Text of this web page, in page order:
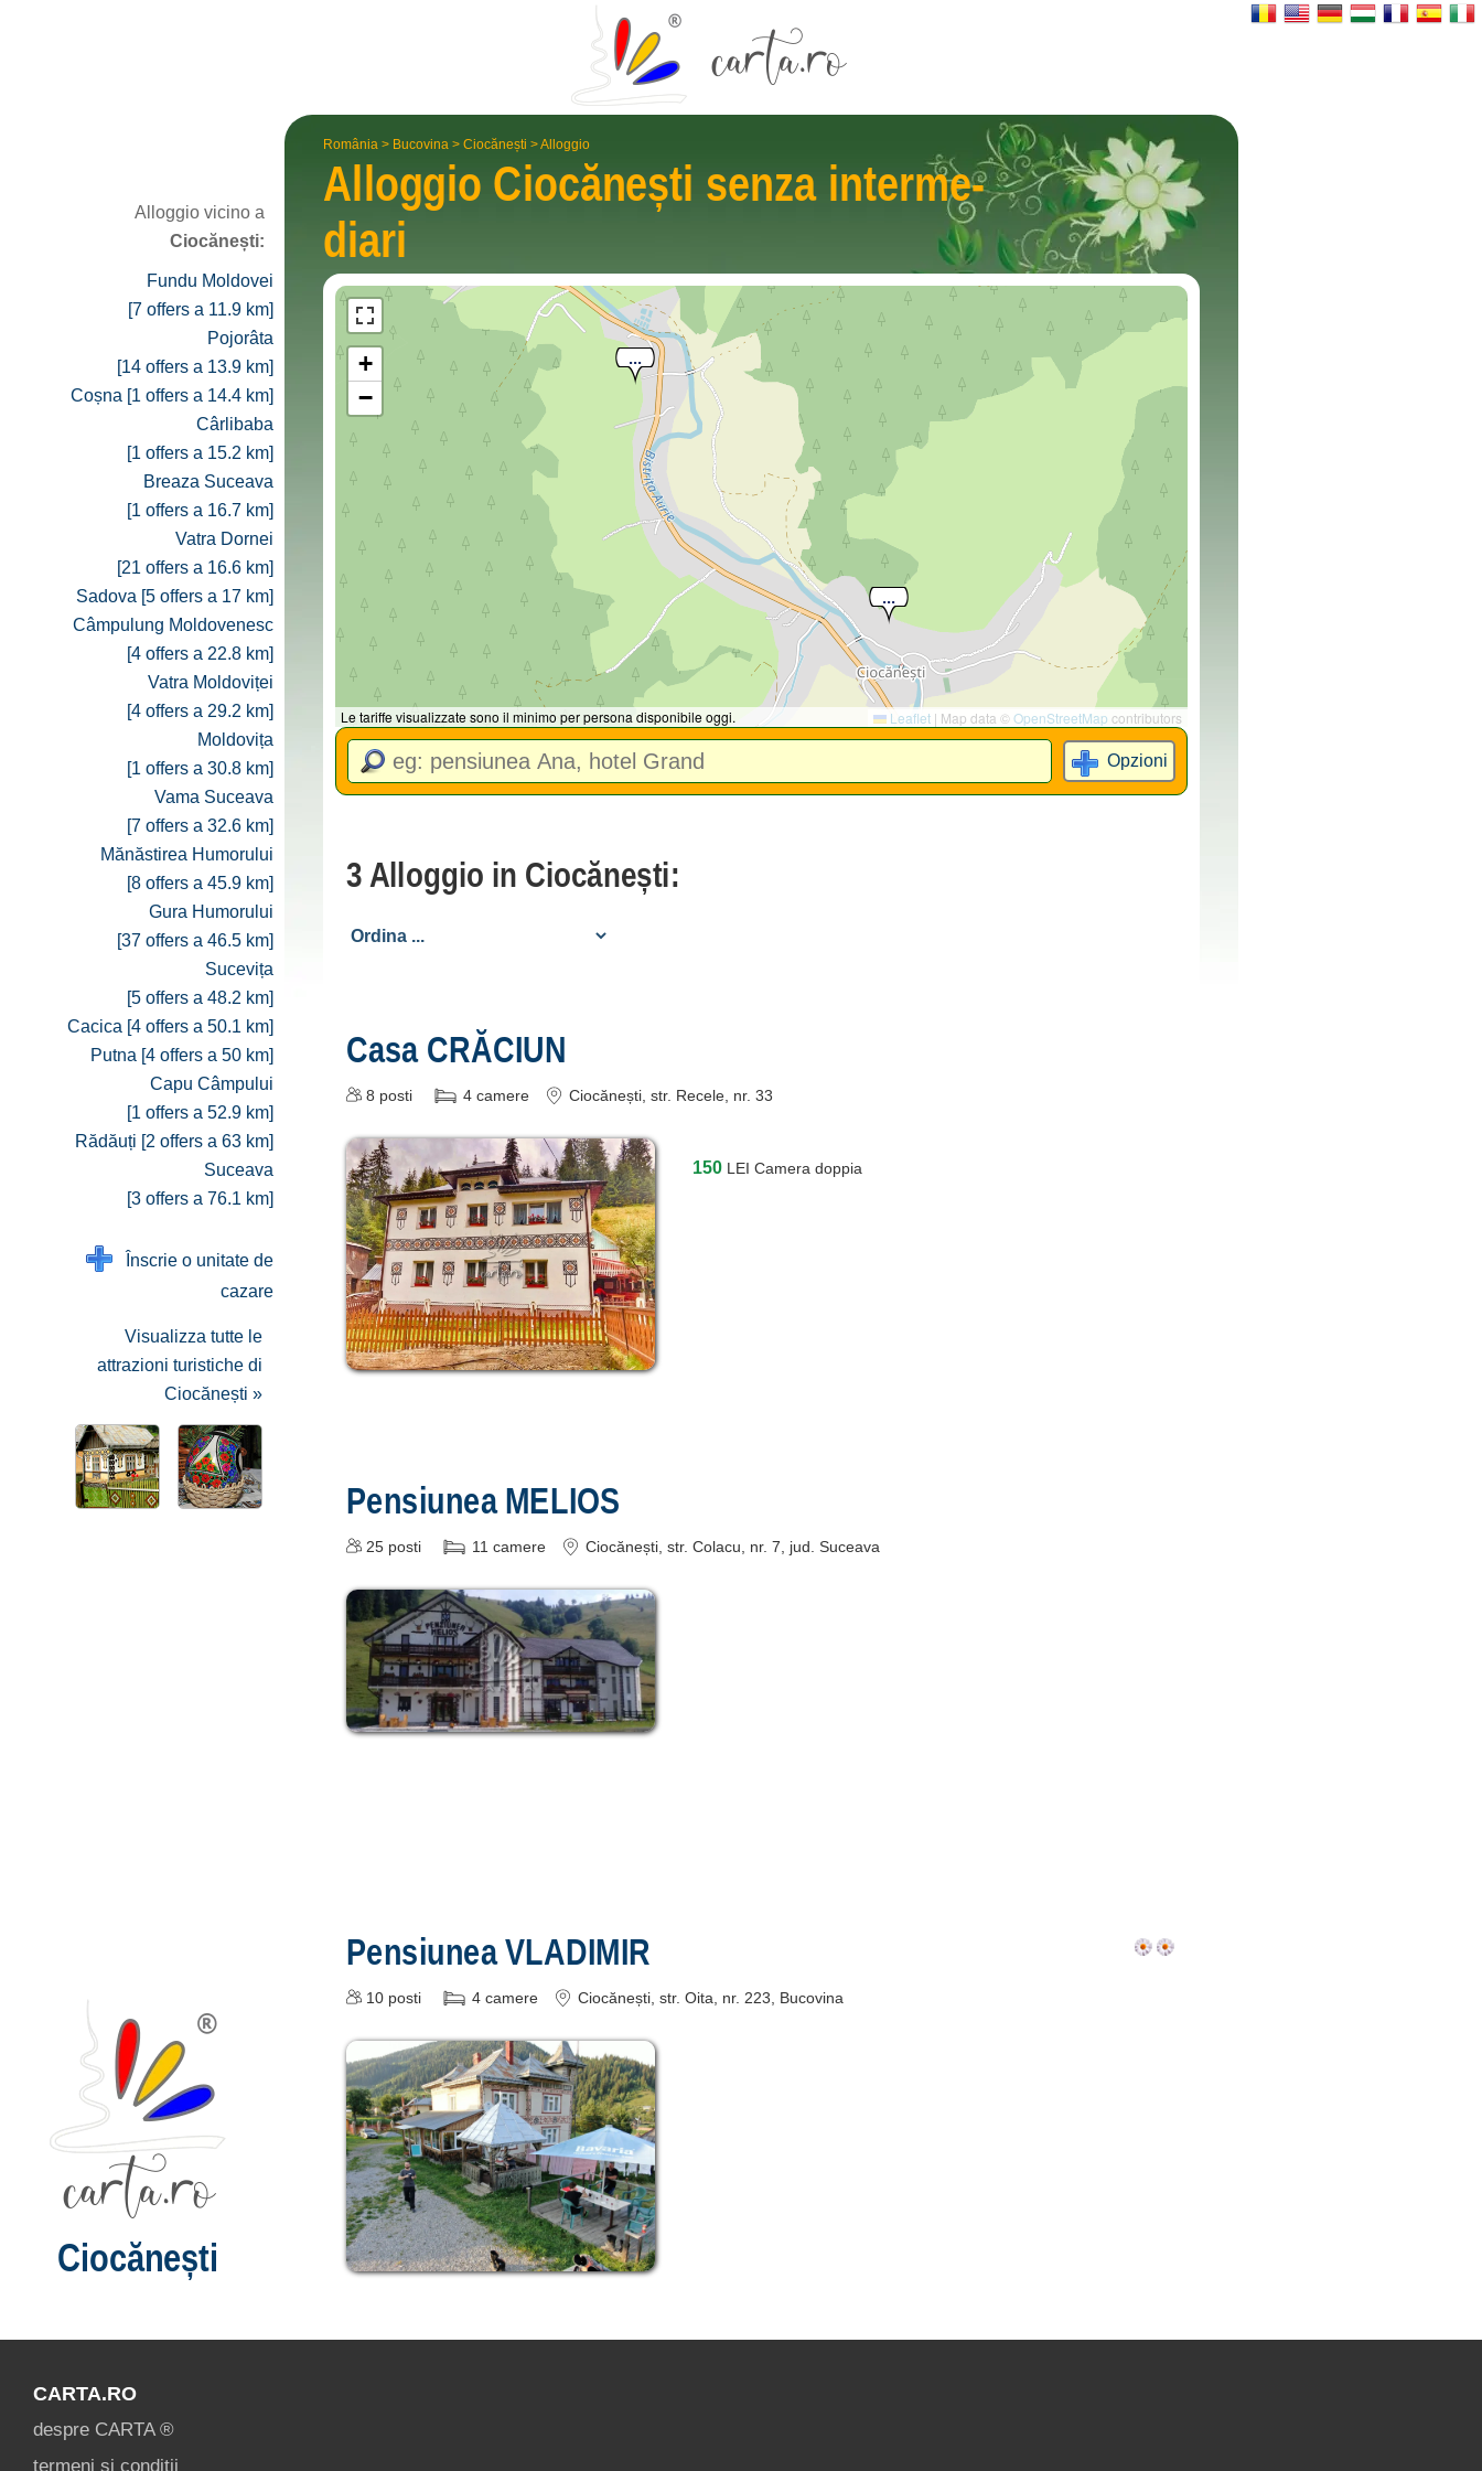
România > Bucovina > Ciocănești >Alloggio
Alloggio Ciocănești senza interme­
diari
Le tariffe visualizzate sono il minimo per persona disponibile oggi.
+
−
Leaflet | Map data ©OpenStreetMap contributors
Opzioni
3 Alloggio in Ciocănești:
Casa CRĂCIUN
8 posti 4 camere Ciocănești , str. Recele, nr. 33
150 LEI Camera doppia
Pensiunea MELIOS
25 posti 11 camere Ciocănești , str. Colacu, nr. 7 , jud. Suceava
Pensiunea VLADIMIR
10 posti 4 camere Ciocănești , str. Oita, nr. 223, Bucovina
Alloggio vicino a
Ciocănești:
Fundu Moldovei
[7 offers a 11.9 km]
Pojorâta
[14 offers a 13.9 km]
Coșna [1 offers a 14.4 km]
Cârlibaba
[1 offers a 15.2 km]
Breaza Suceava
[1 offers a 16.7 km]
Vatra Dornei
[21 offers a 16.6 km]
Sadova [5 offers a 17 km]
Câmpulung Moldovenesc
[4 offers a 22.8 km]
Vatra Moldoviței
[4 offers a 29.2 km]
Moldovița
[1 offers a 30.8 km]
Vama Suceava
[7 offers a 32.6 km]
Mănăstirea Humorului
[8 offers a 45.9 km]
Gura Humorului
[37 offers a 46.5 km]
Sucevița
[5 offers a 48.2 km]
Cacica [4 offers a 50.1 km]
Putna [4 offers a 50 km]
Capu Câmpului
[1 offers a 52.9 km]
Rădăuți [2 offers a 63 km]
Suceava
[3 offers a 76.1 km]
Înscrie o unitate de
cazare
Visualizza tutte le
attrazioni turistiche di
Ciocănești »
Ciocănești
CARTA.RO
despre CARTA ®
termeni și condiții